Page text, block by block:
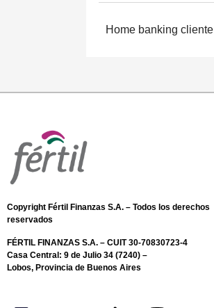
Home banking cliente
Copyright Fértil Finanzas S.A. – Todos los derechos
reservados
FÉRTIL FINANZAS S.A. – CUIT 30-70830723-4
Casa Central: 9 de Julio 34 (7240) –
Lobos, Provincia de Buenos Aires